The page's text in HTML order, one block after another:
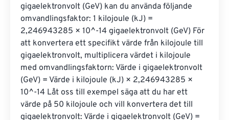
gigaelektronvolt (GeV) kan du använda följande
omvandlingsfaktor: 1 kilojoule (kJ) =
2,246943285 × 10^-14 gigaelektronvolt (GeV) För
att konvertera ett specifikt värde från kilojoule till
gigaelektronvolt, multiplicera värdet i kilojoule
med omvandlingsfaktorn: Värde i gigaelektronvolt
(GeV) = Värde i kilojoule (kJ) × 2,246943285 ×
10^-14 Låt oss till exempel säga att du har ett
värde på 50 kilojoule och vill konvertera det till
gigaelektronvolt: Värde i gigaelektronvolt (GeV) =